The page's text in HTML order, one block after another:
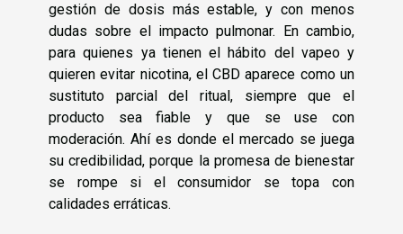
gestión de dosis más estable, y con menos
dudas sobre el impacto pulmonar. En cambio,
para quienes ya tienen el hábito del vapeo y
quieren evitar nicotina, el CBD aparece como un
sustituto parcial del ritual, siempre que el
producto sea fiable y que se use con
moderación. Ahí es donde el mercado se juega
su credibilidad, porque la promesa de bienestar
se rompe si el consumidor se topa con
calidades erráticas.